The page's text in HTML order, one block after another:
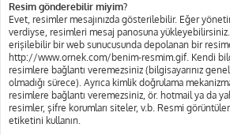
Resim gönderebilir miyim?
Evet, resimler mesajınızda gösterilebilir. Eğer
verdiyse, resimleri mesaj panosuna
erişilebilir bir web sunucusunda depolanan bir
http://www.ornek.com/benim-resmim.gif. Kendi
resimlere bağlantı veremezsiniz (bilgisayarınız
olmadığı sürece). Ayrıca kimlik doğrulama
resimlere bağlantı veremezsiniz, ör. hotmail ya da
resimler, şifre korumları siteler, v.b. Resmi
etiketini kullanın.